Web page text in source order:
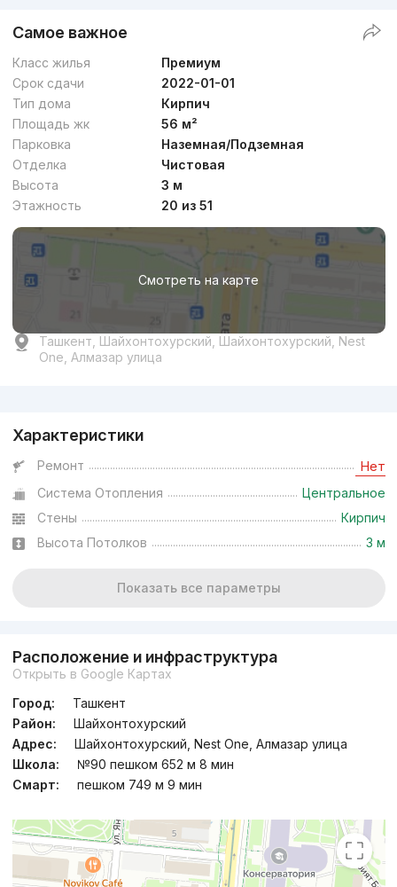
Самое важное
Класс жилья
Премиум
Срок сдачи
2022-01-01
Тип дома
Кирпич
Площадь жк
56 м²
Парковка
Наземная/Подземная
Отделка
Чистовая
Высота
3 м
Этажность
20 из 51
Смотреть на карте
Ташкент, Шайхонтохурский, Шайхонтохурский, Nest
One, Алмазар улица
Характеристики
Ремонт Нет
Система Отопления
Центральное
Стены
Кирпич
Высота Потолков
3 м
Показать все параметры
Расположение и инфраструктура
Открыть в Google Картах
Город:
Ташкент
Район:
Шайхонтохурский
Адрес:
Шайхонтохурский, Nest One, Алмазар улица
Школа:
№90 пешком 652 м 8 мин
Смарт:
пешком 749 м 9 мин